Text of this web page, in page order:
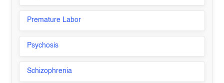
Premature Labor
Psychosis
Schizophrenia